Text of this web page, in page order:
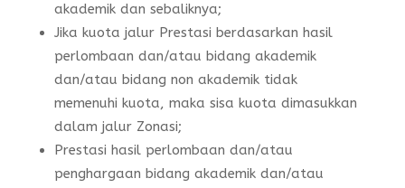
akademik dan sebaliknya;
Jika kuota jalur Prestasi berdasarkan hasil
perlombaan dan/atau bidang akademik
dan/atau bidang non akademik tidak
memenuhi kuota, maka sisa kuota dimasukkan
dalam jalur Zonasi;
Prestasi hasil perlombaan dan/atau
penghargaan bidang akademik dan/atau